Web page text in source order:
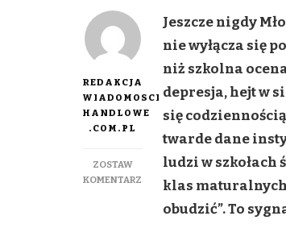
REDAKCJA
WIADOMOSCI
HANDLOWE
.COM.PL
ZOSTAW
KOMENTARZ
Jeszcze nigdy
nie wyłącza się
niż szkolna
depresja, hejt w
się
twarde dane
ludzi w szkołach
klas
obudzić”. To